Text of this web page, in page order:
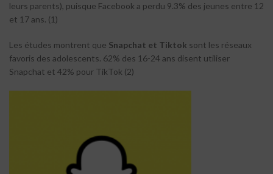
leurs parents), puisque Facebook a perdu 9.3% des jeunes entre 12
et 17 ans. (1)
Les études montrent que Snapchat et Tiktok sont les réseaux
favoris des adolescents. 62% des 16-24 ans disent utiliser
Snapchat et 42% pour TikTok (2)